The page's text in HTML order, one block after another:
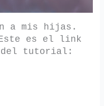
a mis hijas.
es el link
del tutorial: